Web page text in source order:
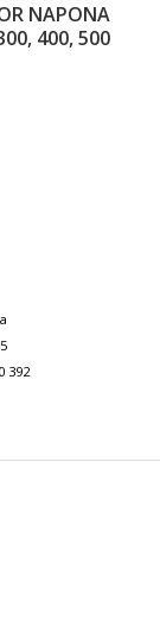
NAPONA
400, 500
392